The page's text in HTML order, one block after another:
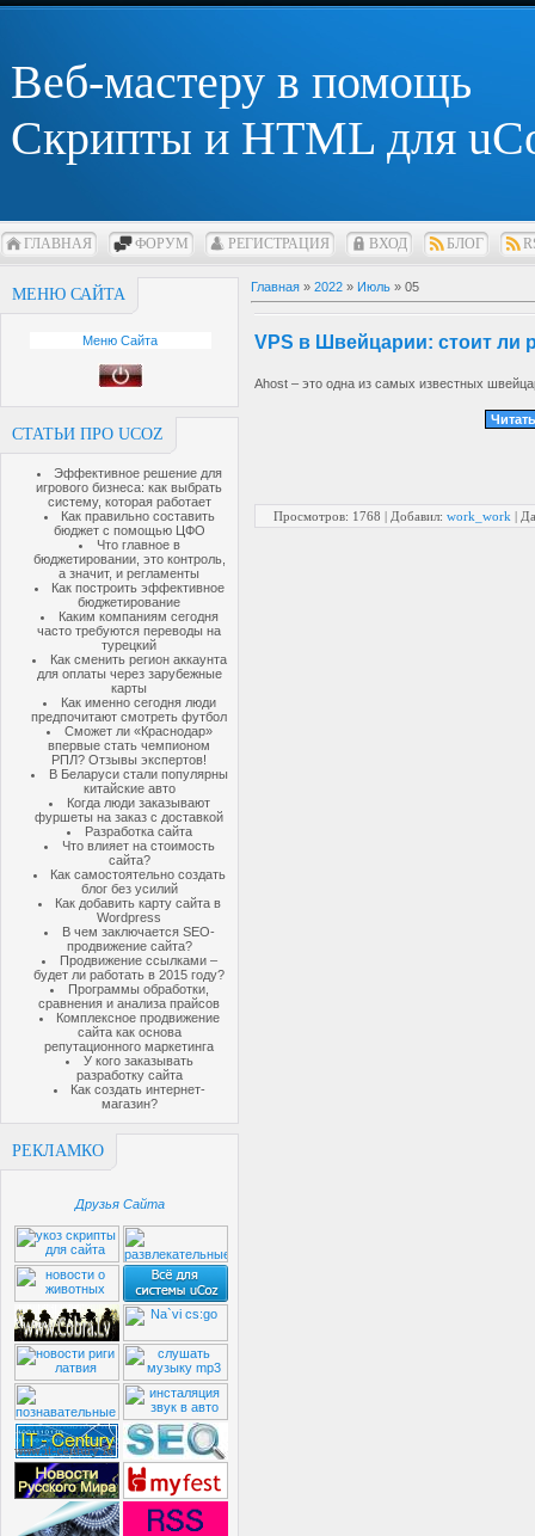
Веб-мастеру в помощь
Скрипты и HTML для
ГЛАВНАЯ ФОРУМ РЕГИСТРАЦИЯ ВХОД БЛОГ
МЕНЮ САЙТА
Меню Сайта
СТАТЬИ ПРО UCOZ
Эффективное решение для
игрового бизнеса: как выбрать
систему, которая работает
Как правильно составить
бюджет с помощью ЦФО
Что главное в
бюджетировании, это контроль,
а значит, и регламенты
Как построить эффективное
бюджетирование
Каким компаниям сегодня
часто требуются переводы на
турецкий
Как сменить регион аккаунта
для оплаты через зарубежные
карты
Как именно сегодня люди
предпочитают смотреть футбол
Сможет ли «Краснодар»
впервые стать чемпионом
РПЛ? Отзывы экспертов!
В Беларуси стали популярны
китайские авто
Когда люди заказывают
фуршеты на заказ с доставкой
Разработка сайта
Что влияет на стоимость
сайта?
Как самостоятельно создать
блог без усилий
Как добавить карту сайта в
Wordpress
В чем заключается SEO-
продвижение сайта?
Продвижение ссылками –
будет ли работать в 2015 году?
Программы обработки,
сравнения и анализа прайсов
Комплексное продвижение
сайта как основа
репутационного маркетинга
У кого заказывать
разработку сайта
Как создать интернет-
магазин?
РЕКЛАМКО
Друзья Сайта
Главная » 2022 » Июль » 05
VPS в Швейцарии: стоит ли
Ahost – это одна из самых известных
Просмотров: 1768 | Добавил: work_work |